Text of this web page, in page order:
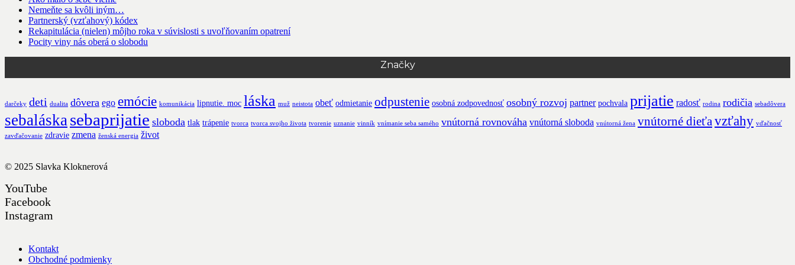
Nemeňte sa kvôli iným…
Partnerský (vzťahový) kódex
Rekapitulácia (nielen) môjho roka v súvislosti s uvoľňovaním opatrení
Pocity viny nás oberá o slobodu
Značky
darčeky deti dualita dôvera ego emócie komunikácia lipnutie. moc láska muž neistota obeť odmietanie odpustenie osobná zodpovednosť osobný rozvoj partner pochvala prijatie radosť rodina rodičia sebadôvera
sebaláskasebaprijatie sloboda tlak trápenie tvorca tvorca svojho života tvorenie uznanie vinník vnímanie seba samého vnútorná rovnováha vnútorná sloboda vnútorná žena vnútorné dieťa vzťahy vďačnosť
zavďačovanie zdravie zmena ženská energia život
© 2025 Slavka Kloknerová
YouTube
Facebook
Instagram
Kontakt
Obchodné podmienky